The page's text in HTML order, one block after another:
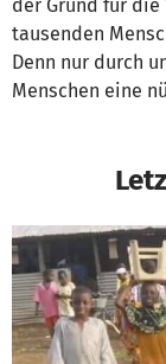
der Grund für die
tausenden
Denn nur durch
Menschen eine